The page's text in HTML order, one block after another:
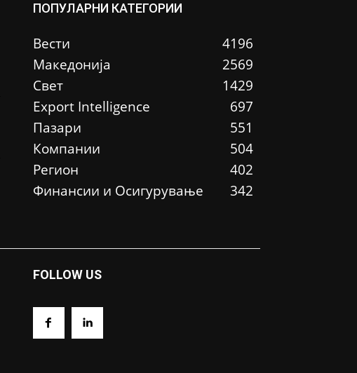
ПОПУЛАРНИ КАТЕГОРИИ
Вести
4196
Македонија
2569
Свет
1429
Еxport Intelligence
697
Пазари
551
Компании
504
Регион
402
Финансии и Осигурување
342
FOLLOW US